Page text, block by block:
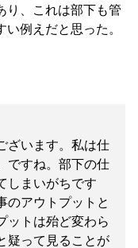
り、これは部下も管
例えだと思った。
ざいます。私は仕
ですね。部下の仕
しまいがちです
のアウトプットと
ットは殆ど変わら
疑って見ることが